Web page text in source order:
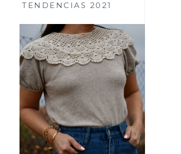
TENDENCIAS 2021